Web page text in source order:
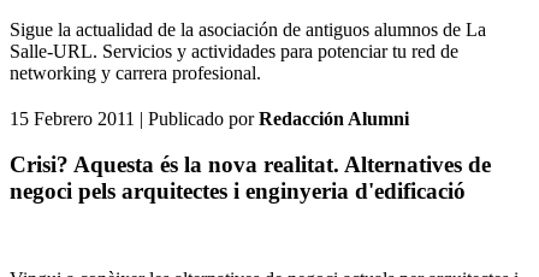
Sigue la actualidad de la asociación de antiguos alumnos de La
Salle-URL. Servicios y actividades para potenciar tu red de
networking y carrera profesional.
15 Febrero 2011 | Publicado porRedacción Alumni
Crisi? Aquesta és la nova realitat. Alternatives de
negoci pels arquitectes i enginyeria d'edificació